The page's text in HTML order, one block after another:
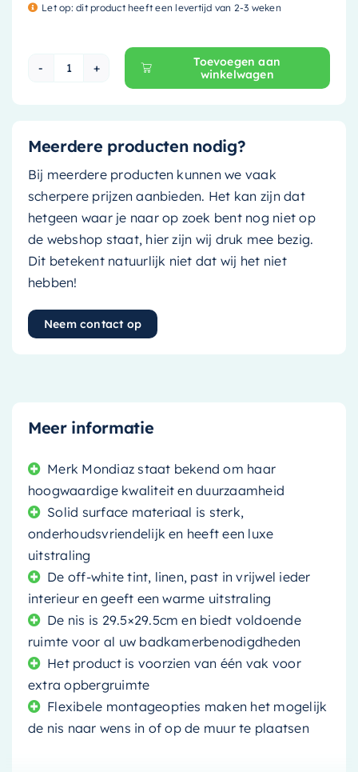
Let op: dit product heeft een levertijd van 2-3 weken
Mondiaz EASY Nis - 29.5x29.5cm - solid
Toevoegen aan
winkelwagen
Meerdere producten nodig?
Bij meerdere producten kunnen we vaak
scherpere prijzen aanbieden. Het kan zijn dat
hetgeen waar je naar op zoek bent nog niet op
de webshop staat, hier zijn wij druk mee bezig.
Dit betekent natuurlijk niet dat wij het niet
hebben!
Neem contact op
Meer informatie
Merk Mondiaz staat bekend om haar
hoogwaardige kwaliteit en duurzaamheid
Solid surface materiaal is sterk,
onderhoudsvriendelijk en heeft een luxe
uitstraling
De off-white tint, linen, past in vrijwel ieder
interieur en geeft een warme uitstraling
De nis is 29.5×29.5cm en biedt voldoende
ruimte voor al uw badkamerbenodigdheden
Het product is voorzien van één vak voor
extra opbergruimte
Flexibele montageopties maken het mogelijk
de nis naar wens in of op de muur te plaatsen